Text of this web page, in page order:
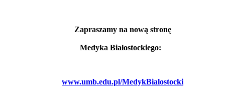
Zapraszamy na nową stronę
Medyka Białostockiego:
www.umb.edu.pl/MedykBialostocki